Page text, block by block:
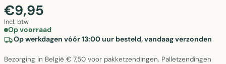
€9,95
Incl. btw
Op voorraad
Op werkdagen vóór 13:00 uur besteld, vandaag verzonden
Bezorging in België € 7,50 voor pakketzendingen. Palletzendingen